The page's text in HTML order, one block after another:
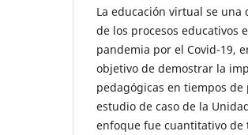
La educación virtual se
de los procesos educativos
pandemia por el Covid-19,
objetivo de demostrar la
pedagógicas en tiempos
estudio de caso de la
enfoque fue cuantitativo de